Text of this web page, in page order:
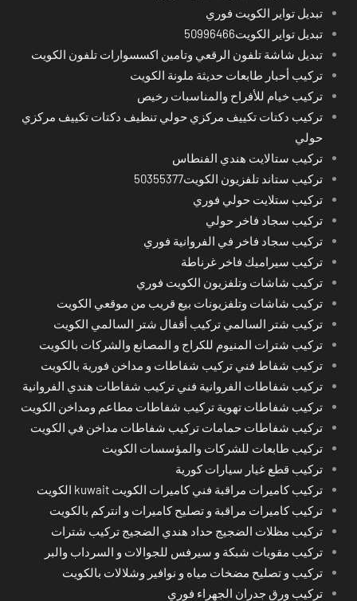
تبديل تواير الكويت فوري
تبديل تواير الكويت50996466
تبديل شاشة تلفون الرقعي وتامين اكسسوارات تلفون الكويت
تركيب أحبار طابعات حديثة ملونة الكويت
تركيب خيام للأفراح والمناسبات رخيص
تركيب دكتات تكييف مركزي حولي تنظيف دكتات تكييف مركزي
حولي
تركيب ستالايت هندي الفنطاس
تركيب ستاند تلفزيون الكويت50355377
تركيب ستلايت حولي فوري
تركيب سجاد فاخر حولي
تركيب سجاد فاخر في الفروانية فوري
تركيب سيراميك فاخر غرناطة
تركيب شاشات وتلفزيون الكويت فوري
تركيب شاشات وتلفزيونات بيع قريب من موقعي الكويت
تركيب شتر السالمي تركيب أقفال شتر السالمي الكويت
تركيب شترات المنيوم للكراج و المصانع والشركات بالكويت
تركيب شفاط فني تركيب شفاطات و مداخن فورية بالكويت
تركيب شفاطات الفروانية فني تركيب شفاطات هندي الفروانية
تركيب شفاطات تهوية تركيب شفاطات مطاعم ومداخن الكويت
تركيب شفاطات حمامات تركيب شفاطات مداخن في الكويت
تركيب طابعات للشركات والمؤسسات الكويت
تركيب قطع غيار سيارات كورية
تركيب كاميرات مراقبة فني كاميرات الكويت kuwait الكويت
تركيب كاميرات مراقبة و تصليح كاميرات و انتركم بالكويت
تركيب مظلات الضجيج حداد هندي الضجيج تركيب شترات
تركيب مقويات شبكة و سيرفس للجوالات و السرداب والبر
تركيب و تصليح مضخات مياه و نوافير وشلالات بالكويت
تركيب ورق جدران الجهراء فوري